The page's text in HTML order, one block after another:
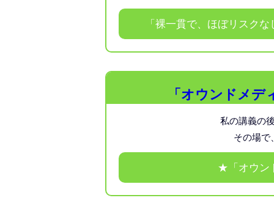
「裸一貫で、ほぼリスク
「オウンドメデ
私の講義の
その場で
★「オウン